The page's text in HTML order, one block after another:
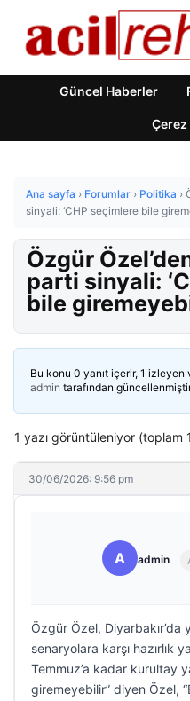
Güncel Haberler
Çerez
Ana sayfa › Forumlar › Politika ›
sinyali: ‘CHP seçimlere bile
Özgür
parti sinyali:
bile
Bu konu 0 yanıt içerir, 1 izleyen
admin tarafından
1 yazı görüntüleniyor (toplam
30/06/2026: 9:56 pm
A admin
Özgür Özel, Diyarbakır’da
senaryolara karşı hazırlık
Temmuz’a kadar kurultay
giremeyebilir” diyen Özel,